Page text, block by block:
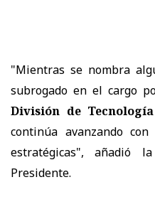
"Mientras se nombra
subrogado en el cargo
División de
continúa avanzando
estratégicas", añadió
Presidente.